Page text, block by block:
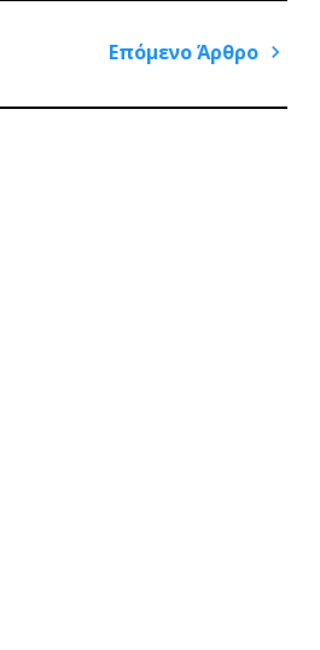
Επόμενο Άρθρο